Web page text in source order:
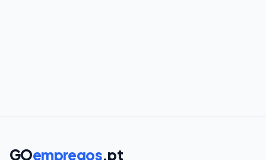
GOempregos.pt